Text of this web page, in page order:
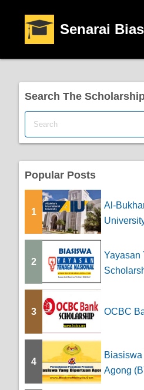
Senarai
Search The
Popular Posts
1
Al-
2
Yayasan
3 OCBC
4
Agong